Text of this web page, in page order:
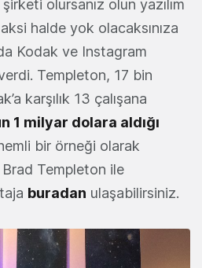
olursanız olun yazılım
halde yok olacaksınıza
Kodak ve Instagram
Templeton, 17 bin
karşılık 13 çalışana
1 milyar dolara aldığı
bir örneği olarak
Templeton ile
buradan ulaşabilirsiniz.